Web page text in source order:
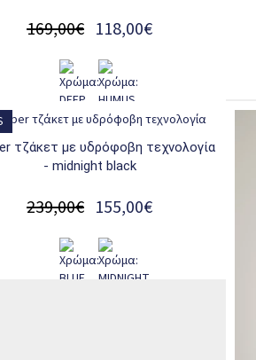
118,00€
169,00€
- midnight black
155,00€
239,00€